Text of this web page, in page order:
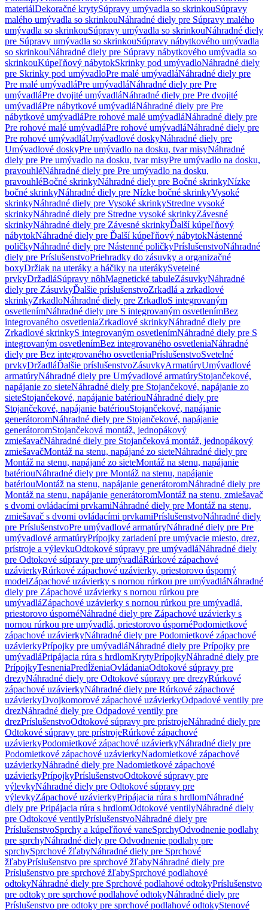
materiálDekoračné krytySúpravy umývadla so skrinkouSúpravy
malého umývadla so skrinkouNáhradné diely pre Súpravy malého
umývadla so skrinkouSúpravy umývadla so skrinkouNáhradné diely
pre Súpravy umývadla so skrinkouSúpravy nábytkového umývadla
so skrinkouNáhradné diely pre Súpravy nábytkového umývadla so
skrinkouKúpeľňový nábytokSkrinky pod umývadloNáhradné diely
pre Skrinky pod umývadloPre malé umývadláNáhradné diely pre
Pre malé umývadláPre umývadláNáhradné diely pre Pre
umývadláPre dvojité umývadláNáhradné diely pre Pre dvojité
umývadláPre nábytkové umývadláNáhradné diely pre Pre
nábytkové umývadláPre rohové malé umývadláNáhradné diely pre
Pre rohové malé umývadláPre rohové umývadláNáhradné diely pre
Pre rohové umývadláUmývadlové doskyNáhradné diely pre
Umývadlové doskyPre umývadlo na dosku, tvar misyNáhradné
diely pre Pre umývadlo na dosku, tvar misyPre umývadlo na dosku,
pravouhléNáhradné diely pre Pre umývadlo na dosku,
pravouhléBočné skrinkyNáhradné diely pre Bočné skrinkyNízke
bočné skrinkyNáhradné diely pre Nízke bočné skrinkyVysoké
skrinkyNáhradné diely pre Vysoké skrinkyStredne vysoké
skrinkyNáhradné diely pre Stredne vysoké skrinkyZávesné
skrinkyNáhradné diely pre Závesné skrinkyĎalší kúpeľňový
nábytokNáhradné diely pre Ďalší kúpeľňový nábytokNástenné
poličkyNáhradné diely pre Nástenné poličkyPríslušenstvoNáhradné
diely pre PríslušenstvoPriehradky do zásuvky a organizačné
boxyDržiak na uteráky a háčiky na uterákySvetelné
prvkyDržadláSúpravy nôhMagnetické tabuleZásuvkyNáhradné
diely pre ZásuvkyĎalšie príslušenstvoZrkadlá a zrkadlové
skrinkyZrkadloNáhradné diely pre ZrkadloS integrovaným
osvetlenímNáhradné diely pre S integrovaným osvetlenímBez
integrovaného osvetleniaZrkadlové skrinkyNáhradné diely pre
Zrkadlové skrinkyS integrovaným osvetlenímNáhradné diely pre S
integrovaným osvetlenímBez integrovaného osvetleniaNáhradné
diely pre Bez integrovaného osvetleniaPríslušenstvoSvetelné
prvkyDržadláĎalšie príslušenstvoZásuvkyArmatúryUmývadlové
armatúryNáhradné diely pre Umývadlové armatúryStojančekové,
napájanie zo sieteNáhradné diely pre Stojančekové, napájanie zo
sieteStojančekové, napájanie batériouNáhradné diely pre
Stojančekové, napájanie batériouStojančekové, napájanie
generátoromNáhradné diely pre Stojančekové, napájanie
generátoromStojančeková montáž, jednopákový
zmiešavačNáhradné diely pre Stojančeková montáž, jednopákový
zmiešavačMontáž na stenu, napájané zo sieteNáhradné diely pre
Montáž na stenu, napájané zo sieteMontáž na stenu, napájanie
batériouNáhradné diely pre Montáž na stenu, napájanie
batériouMontáž na stenu, napájanie generátoromNáhradné diely pre
Montáž na stenu, napájanie generátoromMontáž na stenu, zmiešavač
s dvomi ovládacími prvkamiNáhradné diely pre Montáž na stenu,
zmiešavač s dvomi ovládacími prvkamiPríslušenstvoNáhradné diely
pre PríslušenstvoPre umývadlové armatúryNáhradné diely pre Pre
umývadlové armatúryPrípojky zariadení pre umývacie miesto, drez,
prístroje a výlevkuOdtokové súpravy pre umývadláNáhradné diely
pre Odtokové súpravy pre umývadláRúrkové zápachové
uzávierkyRúrkové zápachové uzávierky, priestorovo úsporný
modelZápachové uzávierky s nornou rúrkou pre umývadláNáhradné
diely pre Zápachové uzávierky s nornou rúrkou pre
umývadláZápachové uzávierky s nornou rúrkou pre umývadlá,
priestorovo úspornéNáhradné diely pre Zápachové uzávierky s
nornou rúrkou pre umývadlá, priestorovo úspornéPodomietkové
zápachové uzávierkyNáhradné diely pre Podomietkové zápachové
uzávierkyPrípojky pre umývadláNáhradné diely pre Prípojky pre
umývadláPripájacia rúra s hrdlomKrytyPrípojkyNáhradné diely pre
PrípojkyTesneniaPredĺženiaOvládaniaOdtokové súpravy pre
drezyNáhradné diely pre Odtokové súpravy pre drezyRúrkové
zápachové uzávierkyNáhradné diely pre Rúrkové zápachové
uzávierkyDvojkomorové zápachové uzávierkyOdpadové ventily pre
drezNáhradné diely pre Odpadové ventily pre
drezPríslušenstvoOdtokové súpravy pre prístrojeNáhradné diely pre
Odtokové súpravy pre prístrojeRúrkové zápachové
uzávierkyPodomietkové zápachové uzávierkyNáhradné diely pre
Podomietkové zápachové uzávierkyNadomietkové zápachové
uzávierkyNáhradné diely pre Nadomietkové zápachové
uzávierkyPrípojkyPríslušenstvoOdtokové súpravy pre
výlevkyNáhradné diely pre Odtokové súpravy pre
výlevkyZápachové uzávierkyPripájacia rúra s hrdlomNáhradné
diely pre Pripájacia rúra s hrdlomOdtokové ventilyNáhradné diely
pre Odtokové ventilyPríslušenstvoNáhradné diely pre
PríslušenstvoSprchy a kúpeľňové vaneSprchyOdvodnenie podlahy
pre sprchyNáhradné diely pre Odvodnenie podlahy pre
sprchySprchové žľabyNáhradné diely pre Sprchové
žľabyPríslušenstvo pre sprchové žľabyNáhradné diely pre
Príslušenstvo pre sprchové žľabySprchové podlahové
odtokyNáhradné diely pre Sprchové podlahové odtokyPríslušenstvo
pre odtoky pre sprchové podlahové odtokyNáhradné diely pre
Príslušenstvo pre odtoky pre sprchové podlahové odtokyStenové